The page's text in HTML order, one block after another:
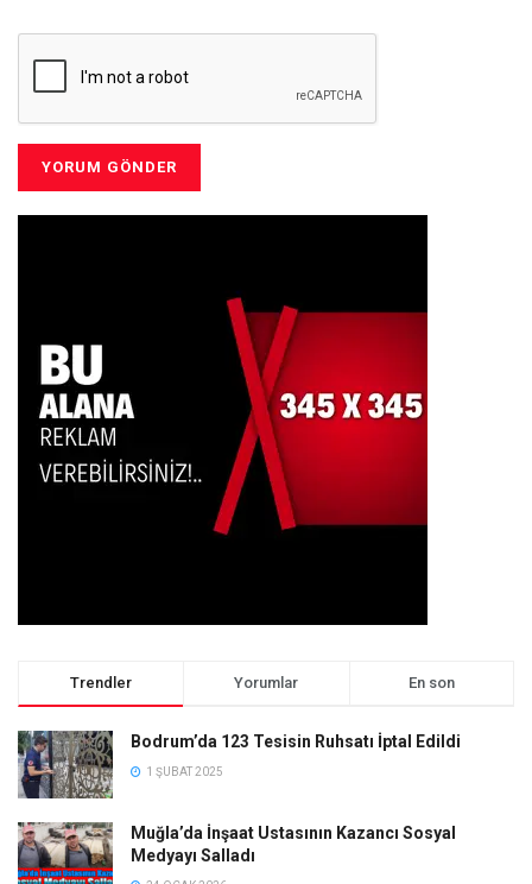
Trendler Yorumlar En son
Bodrum’da 123 Tesisin Ruhsatı İptal Edildi
1 ŞUBAT 2025
Muğla’da İnşaat Ustasının Kazancı Sosyal
Medyayı Salladı